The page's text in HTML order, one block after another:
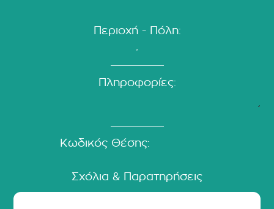
Περιοχή - Πόλη:
Πληροφορίες:
Κωδικός Θέσης:
Σχόλια & Παρατηρήσεις